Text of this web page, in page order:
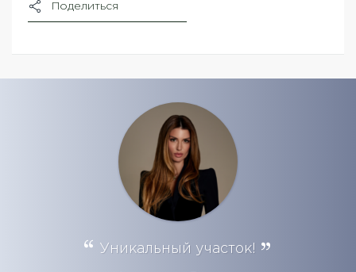
Поделиться
Уникальный участок!